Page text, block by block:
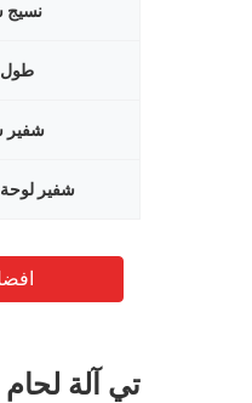
نسيج
طول
شفير
شفير
تي آلة